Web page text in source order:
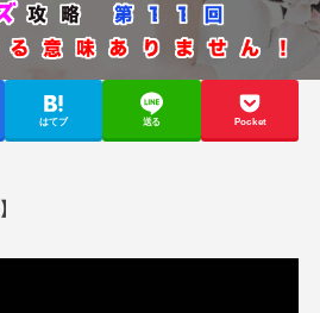
はてブ 送る Pocket